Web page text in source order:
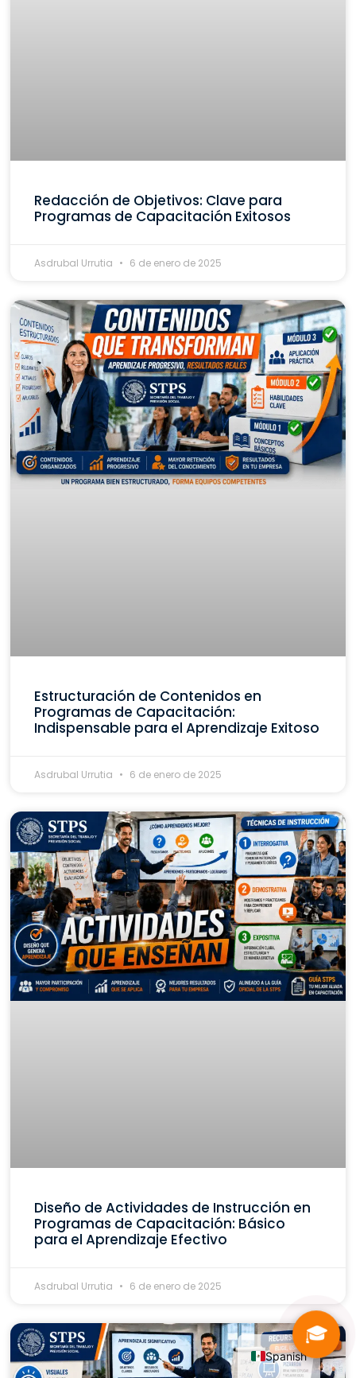
Redacción de Objetivos: Clave para
Programas de Capacitación Exitosos
Asdrubal Urrutia 6 de enero de 2025
Estructuración de Contenidos en
Programas de Capacitación:
Indispensable para el Aprendizaje Exitoso
Asdrubal Urrutia 6 de enero de 2025
Diseño de Actividades de Instrucción en
Programas de Capacitación: Básico
para el Aprendizaje Efectivo
Asdrubal Urrutia 6 de enero de 2025
🎓
Spanish